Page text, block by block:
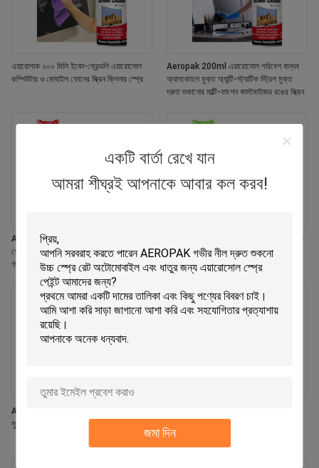
একটি বার্তা রেখে যান
আমরা শীঘ্রই আপনাকে আবার কল করব!
জমা দিন
এয়ারোপাক ২০০ মিলি ইকো-ফ্রেন্ডলি এয়ারোসোল
কম্পিউটার ও মোবাইল ফোনের স্ক্রিন ক্লিনার স্প্রে
Aeropak 200ml এয়ারোসোল পরিবেশ বান্ধব
অ্যালকোহল মুক্ত অ্যান্টি-স্ট্যাটিক স্ট্রিপ মুক্ত
দ্রুত শুকানোর মাল্টি-ফাংশন কাস্টমাইজড রঙের স্ক্রিন
Aeropak 330ml পরিবেশ বান্ধব এয়ারোসোল
গোলাপী সুগন্ধি এয়ার ফ্রেশনার স্প্রে হোম এবং
গাড়ির অভ্যন্তরীণ ব্যবহারের জন্য দীর্ঘস্থায়ী
Aeropak 330ml অ্যারোসোল জাসমিন স্ফটিক
ব্যবহার কার্যকর গন্ধ নির্মূলকারী দীর্ঘস্থায়ী পরিবেশ
বান্ধব পোষা প্রাণী-নিরাপদ শিশু-নিরাপদ এয়ার
ফ্রেশনার
Aeropak 330ml এয়ারোসোল তাজা ইয়াসমিন
সুগন্ধি এয়ার ফ্রেশনার স্প্রে
মুক্ত দ্রুত-শুষ্ক পরিষ্কারের স্প্রে